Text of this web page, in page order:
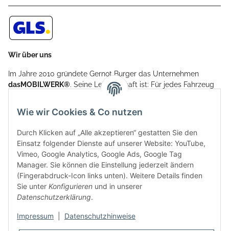
Wir über uns
Im Jahre 2010 gründete Gernot Burger das Unternehmen
dasMOBILWERK®. Seine Leidenschaft ist: Für jedes Fahrzeug
ein Car Cover anzubieten - passgenau und individuell.
Aufgrund der vielen positiven Kundenrückmeldungen kamen
weitere Produkte, wie Reifenschuhe, Hardtopständer hinzu.
Seine Reifenschoner werden in Deutschland produziert und
sind mit hochwertigen Techniken und Materialien gefertigt.
dasMOBILWERK® ist seit der Gründung ein
Familienunternehmen, welches sich seit 2010 auf
Wachstumskurs befindet. Hier haben Sie zu den üblichen
Geschäftszeiten immer einen persönlichen Ansprechpartner,
sofern Sie Fragen rund um die Produkte von dasMOBILWERK
haben.
Wie wir Cookies & Co nutzen
Durch Klicken auf „Alle akzeptieren“ gestatten Sie den
Einsatz folgender Dienste auf unserer Website: YouTube,
Vimeo, Google Analytics, Google Ads, Google Tag
Manager. Sie können die Einstellung jederzeit ändern
(Fingerabdruck-Icon links unten). Weitere Details finden
Sie unter Konfigurieren und in unserer
Datenschutzerklärung.
Impressum Datenschutzhinweise